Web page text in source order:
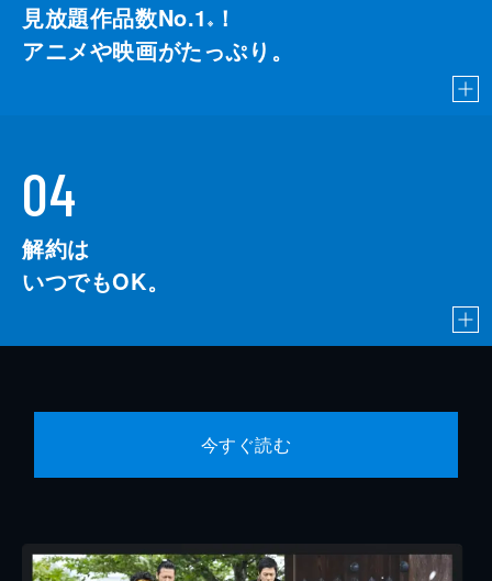
見放題作品数No.1 ※
！
アニメや映画がたっぷり。
04
解約は
いつでもOK。
今すぐ読む